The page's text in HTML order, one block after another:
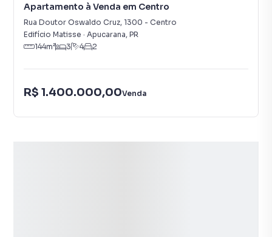
Apartamento à Venda em Centro
Rua Doutor Oswaldo Cruz, 1300 - Centro
Edifício Matisse · Apucarana, PR
144m² 3 4 2
R$ 1.400.000,00Venda